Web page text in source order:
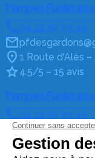
Pompes Funèbres
04 22 67 03 46
1 Route d'Alès
4.5/5 – 15 avis
Pompes Funèbres
04 22 67 03 46
La Madeleine